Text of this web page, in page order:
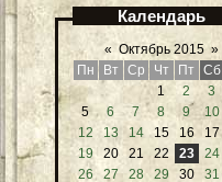
Календарь
« Октябрь 2015 »
Пн
Вт Ср Чт Пт Сб
1
2 3
5
6 7 8 9 10
12
13 14 15 16 17
19
20 21 22 23 24
26
27 28 29 30 31